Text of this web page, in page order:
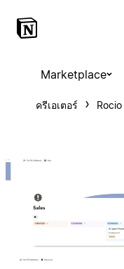
Marketplace
ครีเอเตอร์